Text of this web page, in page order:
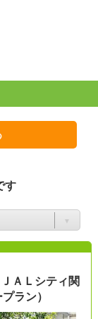
す
ＡＬシティ関
ラン）